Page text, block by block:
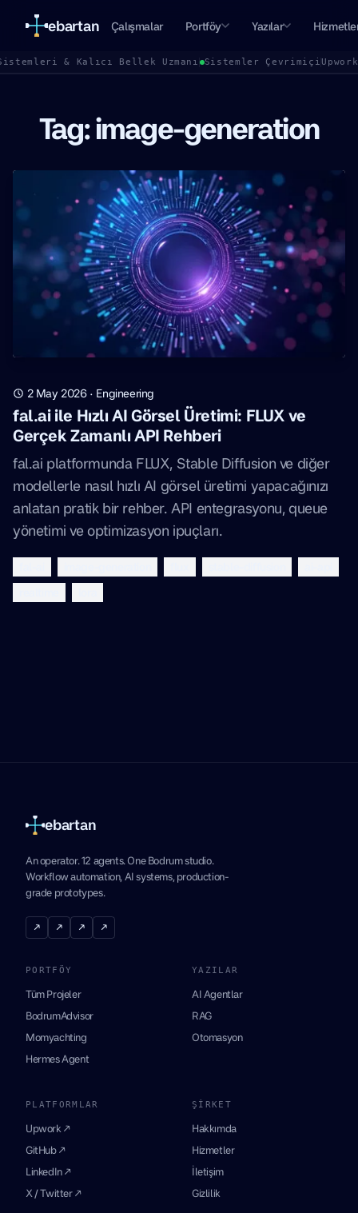
ebartan Çalışmalar Portföy Yazılar
& Kalıcı Bellek Uzmanı Sistemler Çevrimiçi
Tag: image-generation
2 May 2026· Engineering
fal.ai ile Hızlı AI Görsel Üretimi: FLUX ve
Gerçek Zamanlı API Rehberi
fal.ai platformunda FLUX, Stable Diffusion ve diğer
modellerle nasıl hızlı AI görsel üretimi yapacağınızı
anlatan pratik bir rehber. API entegrasyonu, queue
yönetimi ve optimizasyon ipuçları.
ebartan
An operator. 12 agents. One Bodrum studio.
Workflow automation, AI systems, production-
grade prototypes.
↗ ↗ ↗ ↗
PORTFÖY
Tüm Projeler
BodrumAdvisor
Momyachting
Hermes Agent
YAZILAR
AI Agentlar
RAG
Otomasyon
PLATFORMLAR
Upwork ↗
GitHub ↗
LinkedIn ↗
X / Twitter ↗
ŞIRKET
Hakkımda
Hizmetler
İletişim
Gizlilik